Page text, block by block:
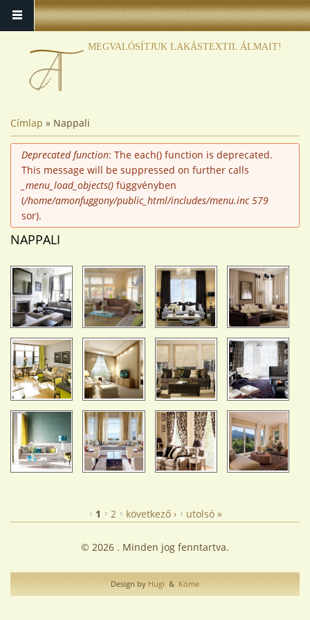
MEGVALÓSÍTJUK LAKÁSTEXTIL ÁLMAIT!
JELENLEGI HELY
Címlap » Nappali
HIBAÜZENET
Deprecated function: The each() function is deprecated.
This message will be suppressed on further calls
_menu_load_objects() függvényben
(/home/amonfuggony/public_html/includes/menu.inc 579
sor).
NAPPALI
1 2 következő › utolsó »
© 2026 . Minden jog fenntartva.
Design by Hugi & Köme